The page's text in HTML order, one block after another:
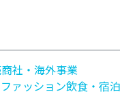
商社・海外事業
ァッション飲食・宿